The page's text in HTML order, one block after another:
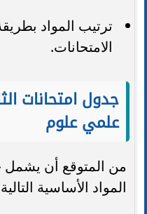
ترتيب المواد
الامتحانات.
علمي علوم
من المتوقع أن
المواد الأساسية